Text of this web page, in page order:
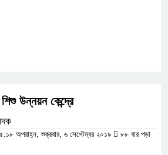
উন্নয়ন কেন্দ্রে
অপরাহ্ন, শুক্রবার, ৬ সেপ্টেম্বর ২০১৯
৮৮ বার পড়া